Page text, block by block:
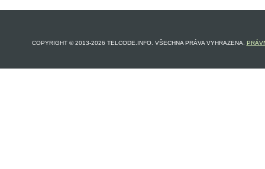
COPYRIGHT © 2013-2026 TELCODE.INFO. VŠECHNA PRÁVA VYHRAZENA.